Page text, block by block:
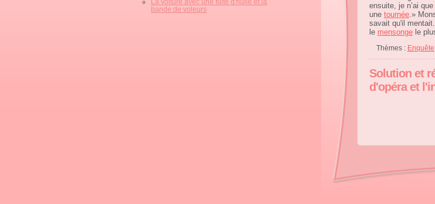
ensuite, je n’ai
une tournée.»
savait qu'il
le mensonge le
Thèmes : Enquête
Solution et
d'opéra et
bande de voleurs